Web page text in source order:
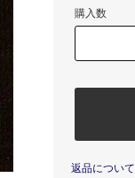
購入数
返品について